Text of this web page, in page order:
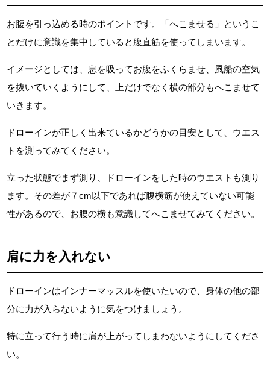
お腹を引っ込める時のポイントです。「へこませる」というこ
とだけに意識を集中していると腹直筋を使ってしまいます。
イメージとしては、息を吸ってお腹をふくらませ、風船の空気
を抜いていくようにして、上だけでなく横の部分もへこませて
いきます。
ドローインが正しく出来ているかどうかの目安として、ウエス
トを測ってみてください。
立った状態でまず測り、ドローインをした時のウエストも測り
ます。その差が７cm以下であれば腹横筋が使えていない可能
性があるので、お腹の横も意識してへこませてみてください。
肩に力を入れない
ドローインはインナーマッスルを使いたいので、身体の他の部
分に力が入らないように気をつけましょう。
特に立って行う時に肩が上がってしまわないようにしてくださ
い。